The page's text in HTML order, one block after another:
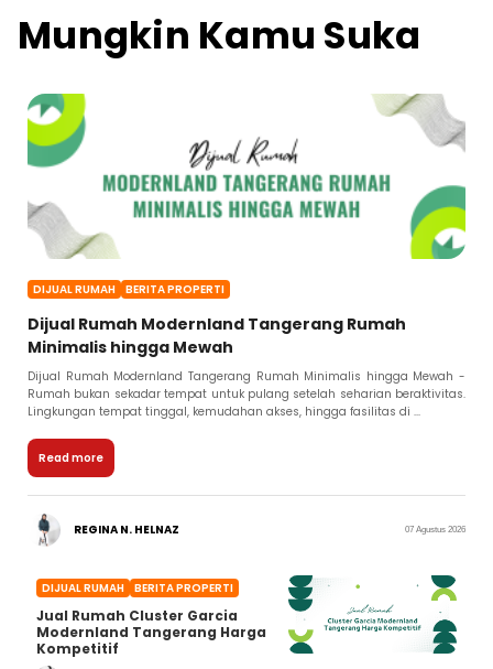
Mungkin Kamu Suka
DIJUAL RUMAH BERITA PROPERTI
Dijual Rumah Modernland Tangerang Rumah
Minimalis hingga Mewah
Dijual Rumah Modernland Tangerang Rumah Minimalis hingga Mewah -
Rumah bukan sekadar tempat untuk pulang setelah seharian beraktivitas.
Lingkungan tempat tinggal, kemudahan akses, hingga fasilitas di ...
Read more
REGINA N. HELNAZ 07 Agustus 2026
DIJUAL RUMAH BERITA PROPERTI
Jual Rumah Cluster Garcia
Modernland Tangerang Harga
Kompetitif